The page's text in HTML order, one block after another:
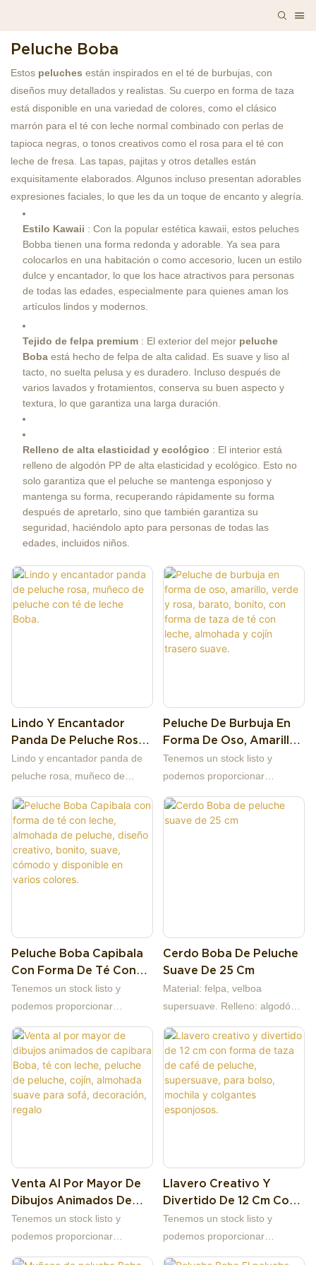
Peluche Boba
Estos peluches están inspirados en el té de burbujas, con
diseños muy detallados y realistas. Su cuerpo en forma de taza
está disponible en una variedad de colores, como el clásico
marrón para el té con leche normal combinado con perlas de
tapioca negras, o tonos creativos como el rosa para el té con
leche de fresa. Las tapas, pajitas y otros detalles están
exquisitamente elaborados. Algunos incluso presentan adorables
expresiones faciales, lo que les da un toque de encanto y alegría.
Estilo Kawaii : Con la popular estética kawaii, estos peluches
Bobba tienen una forma redonda y adorable. Ya sea para
colocarlos en una habitación o como accesorio, lucen un estilo
dulce y encantador, lo que los hace atractivos para personas
de todas las edades, especialmente para quienes aman los
artículos lindos y modernos.
Tejido de felpa premium: El exterior del mejor peluche
Bobaestá hecho de felpa de alta calidad. Es suave y liso al
tacto, no suelta pelusa y es duradero. Incluso después de
varios lavados y frotamientos, conserva su buen aspecto y
textura, lo que garantiza una larga duración.
Relleno de alta elasticidad y ecológico : El interior está
relleno de algodón PP de alta elasticidad y ecológico. Esto no
solo garantiza que el peluche se mantenga esponjoso y
mantenga su forma, recuperando rápidamente su forma
después de apretarlo, sino que también garantiza su
seguridad, haciéndolo apto para personas de todas las
edades, incluidos niños.
Lindo Y Encantador
Panda De Peluche Rosa,
Muñeco De Peluche Con
Té De Leche Boba.
Lindo y encantador panda de
peluche rosa, muñeco de
Peluche De Burbuja En
Forma De Oso, Amarillo,
Verde Y Rosa, Barato,
Bonito, Con Forma De
Almohada Y Cojín
Trasero Suave.
Tenemos un stock listo y
podemos proporcionar
empresa se especializa en
personalizar la imagen a
muestra, bienvenido a
consultar. Haciéndonos la
mejor opción para usted y un
socio comercial altamente
empresas comerciales. Si tiene
alguna pregunta, estaremos
encantados de responderle.
Peluche Boba Capibala
Con Forma De Té Con
Leche, Almohada De
Peluche, Diseño
Cómodo Y Disponible En
Varios Colores.
Tenemos un stock listo y
podemos proporcionar
empresa se especializa en
juguetes de peluche de alta
calidad, diseño original,
producción y ventas al por
mayor de fuentes de primera
personalizar la imagen a
muestra, bienvenido a
consultar. Haciéndonos la
mejor opción para usted y un
socio comercial altamente
Cerdo Boba De Peluche
Suave De 25 Cm
Material: felpa, velboa
supersuave. Relleno: algodón
otros. Género: unisex. Edad:
de 2 a 4 años, de 5 a 7 años,
de 8 a 13 años, de 14 años en
adelante, de 0 a 24 meses.
Nombre ACG: otros. Tipo:
Venta Al Por Mayor De
Dibujos Animados De
Capibara Boba, Té Con
Leche, Peluche De
Tenemos un stock listo y
podemos proporcionar
Llavero Creativo Y
Divertido De 12 Cm Con
Forma De Taza De Café
De Peluche, Supersuave,
Tenemos un stock listo y
podemos proporcionar